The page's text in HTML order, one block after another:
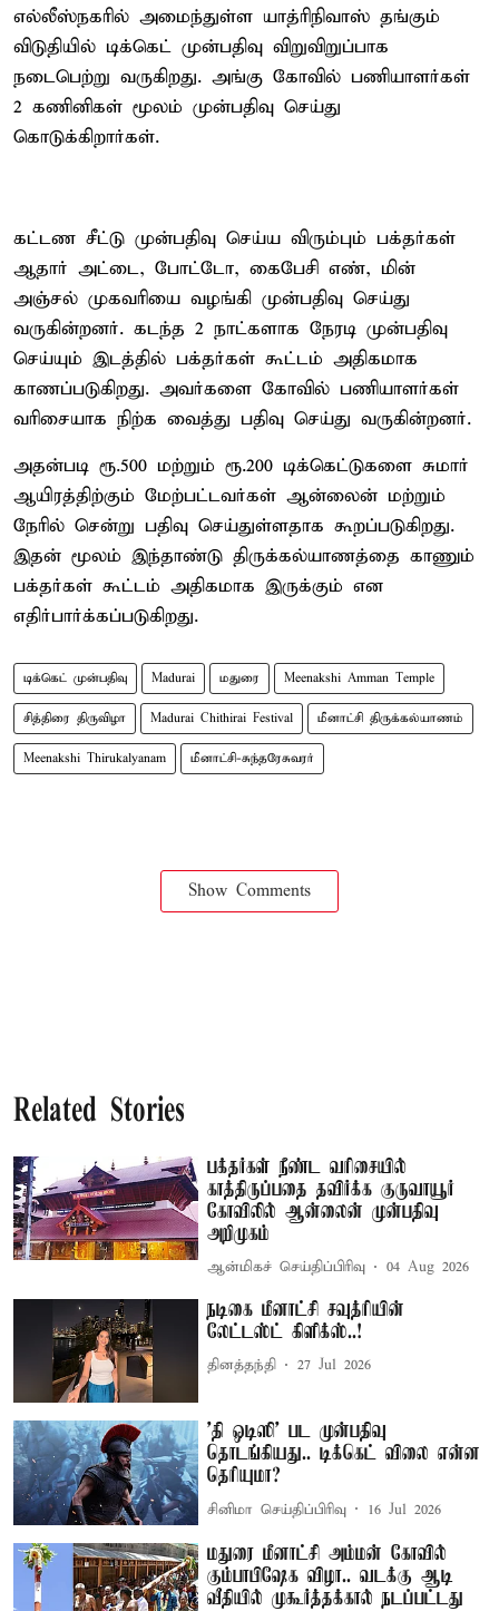
எல்லீஸ்நகரில் அமைந்துள்ள யாத்ரிநிவாஸ் தங்கும்
விடுதியில் டிக்கெட் முன்பதிவு விறுவிறுப்பாக
நடைபெற்று வருகிறது. அங்கு கோவில் பணியாளர்கள்
2 கணினிகள் மூலம் முன்பதிவு செய்து
கொடுக்கிறார்கள்.
கட்டண சீட்டு முன்பதிவு செய்ய விரும்பும் பக்தர்கள்
ஆதார் அட்டை, போட்டோ, கைபேசி எண், மின்
அஞ்சல் முகவரியை வழங்கி முன்பதிவு செய்து
வருகின்றனர். கடந்த 2 நாட்களாக நேரடி முன்பதிவு
செய்யும் இடத்தில் பக்தர்கள் கூட்டம் அதிகமாக
காணப்படுகிறது. அவர்களை கோவில் பணியாளர்கள்
வரிசையாக நிற்க வைத்து பதிவு செய்து வருகின்றனர்.
அதன்படி ரூ.500 மற்றும் ரூ.200 டிக்கெட்டுகளை சுமார்
ஆயிரத்திற்கும் மேற்பட்டவர்கள் ஆன்லைன் மற்றும்
நேரில் சென்று பதிவு செய்துள்ளதாக கூறப்படுகிறது.
இதன் மூலம் இந்தாண்டு திருக்கல்யாணத்தை காணும்
பக்தர்கள் கூட்டம் அதிகமாக இருக்கும் என
எதிர்பார்க்கப்படுகிறது.
டிக்கெட் முன்பதிவு Madurai மதுரை Meenakshi Amman Temple
சித்திரை திருவிழா Madurai Chithirai Festival மீனாட்சி திருக்கல்யாணம்
Meenakshi Thirukalyanam மீனாட்சி-சுந்தரேசுவரர்
Show Comments
Related Stories
பக்தர்கள் நீண்ட வரிசையில்
காத்திருப்பதை தவிர்க்க குருவாயூர்
கோவிலில் ஆன்லைன் முன்பதிவு
அறிமுகம்
ஆன்மிகச் செய்திப்பிரிவு 04 Aug 2026
நடிகை மீனாட்சி சவுத்ரியின்
லேட்டஸ்ட் கிளிக்ஸ்..!
தினத்தந்தி 27 Jul 2026
'தி ஒடிஸி' பட முன்பதிவு
தொடங்கியது.. டிக்கெட் விலை என்ன
தெரியுமா?
சினிமா செய்திப்பிரிவு 16 Jul 2026
மதுரை மீனாட்சி அம்மன் கோவில்
கும்பாபிஷேக விழா.. வடக்கு ஆடி
வீதியில் முகூர்த்தக்கால் நடப்பட்டது